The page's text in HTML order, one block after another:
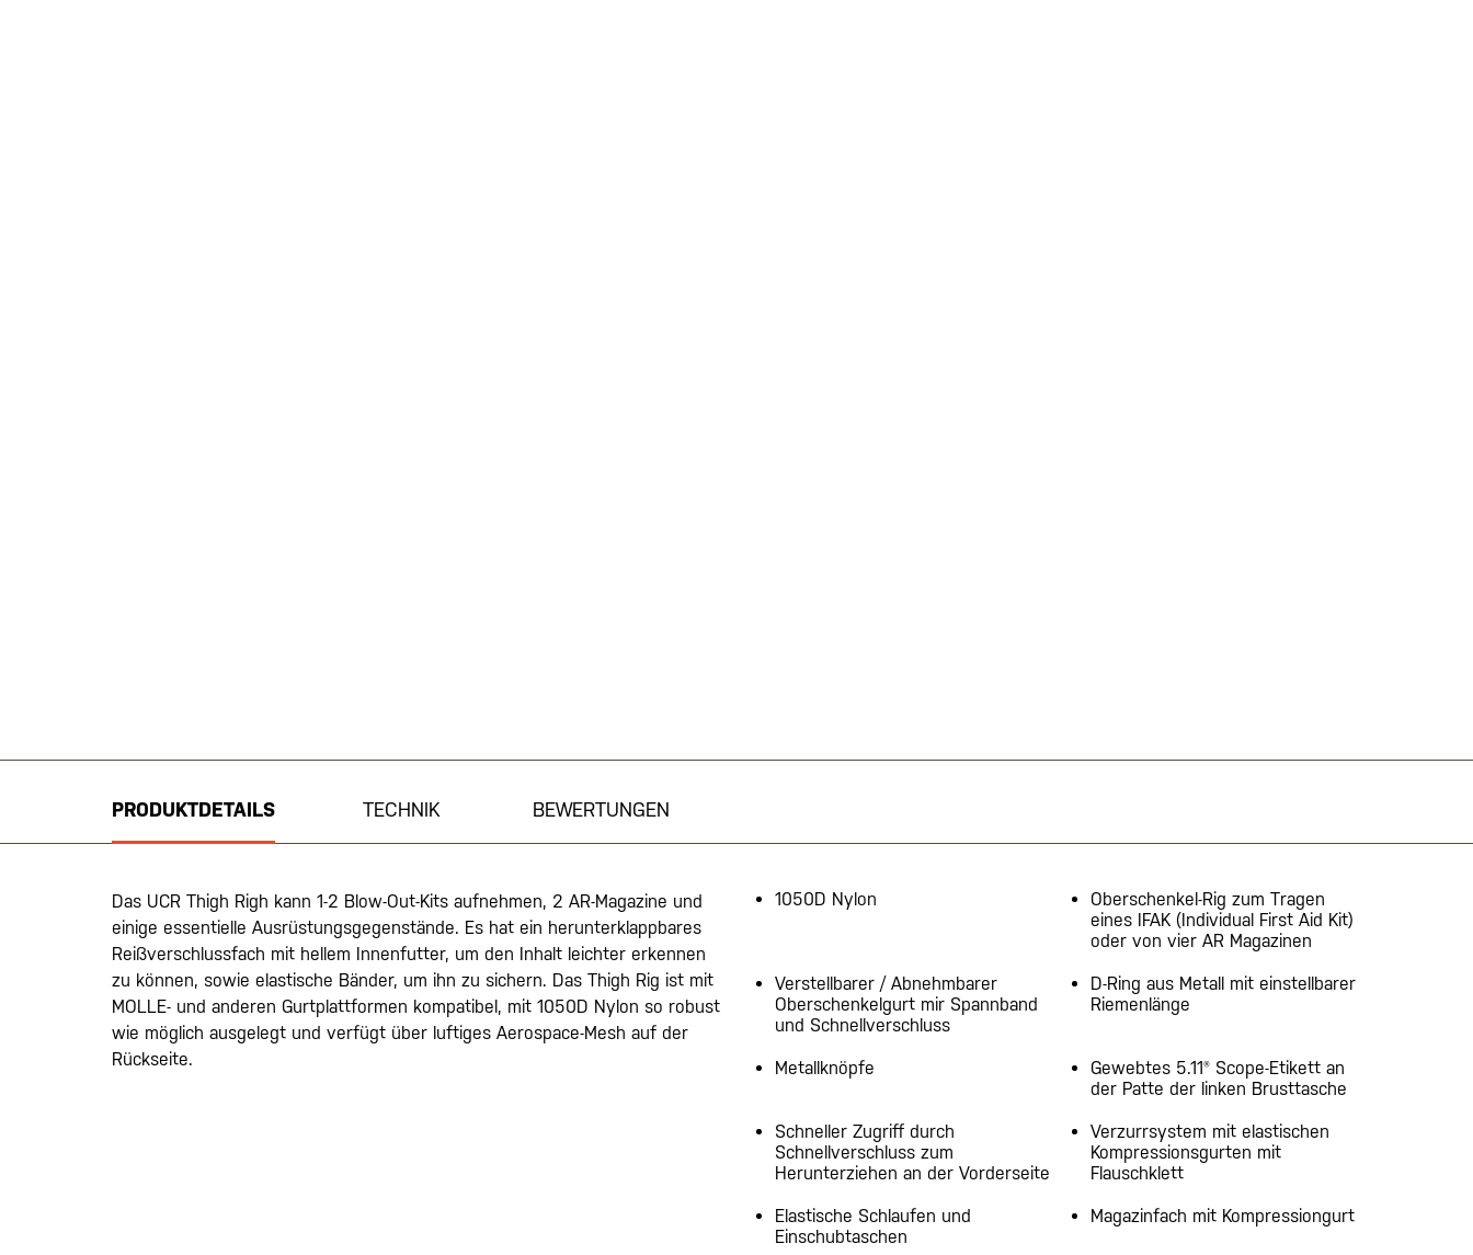
springen
PRODUKTDETAILS TECHNIK BEWERTUNGEN
Das UCR Thigh Righ kann 1-2 Blow-Out-Kits aufnehmen, 2 AR-Magazine und
einige essentielle Ausrüstungsgegenstände. Es hat ein herunterklappbares
Reißverschlussfach mit hellem Innenfutter, um den Inhalt leichter erkennen
zu können, sowie elastische Bänder, um ihn zu sichern. Das Thigh Rig ist mit
MOLLE- und anderen Gurtplattformen kompatibel, mit 1050D Nylon so robust
wie möglich ausgelegt und verfügt über luftiges Aerospace-Mesh auf der
Rückseite.
1050D Nylon
Oberschenkel-Rig zum Tragen
eines IFAK (Individual First Aid Kit)
oder von vier AR Magazinen
Verstellbarer / Abnehmbarer
Oberschenkelgurt mir Spannband
und Schnellverschluss
D-Ring aus Metall mit einstellbarer
Riemenlänge
Metallknöpfe
Gewebtes 5.11® Scope-Etikett an
der Patte der linken Brusttasche
Schneller Zugriff durch
Schnellverschluss zum
Herunterziehen an der Vorderseite
Verzurrsystem mit elastischen
Kompressionsgurten mit
Flauschklett
Elastische Schlaufen und
Einschubtaschen
Magazinfach mit Kompressiongurt